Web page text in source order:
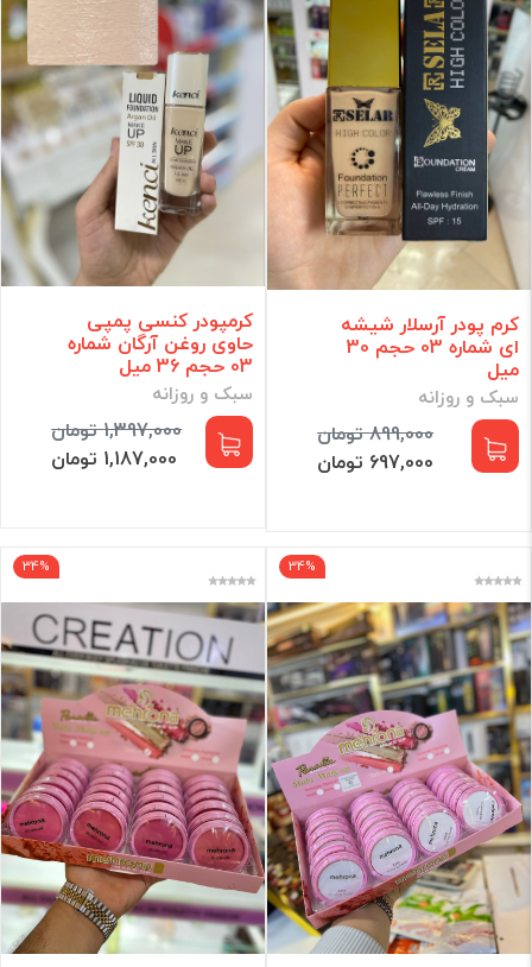
کرم پودر آرسلار شیشه
ای شماره 03 حجم 30
میل
سبک و روزانه
899,000 تومان
697,000 تومان
کرمپودر کنسی پمپی
حاوی روغن آرگان شماره
03 حجم 36 میل
سبک و روزانه
1,397,000 تومان
1,187,000 تومان
34%
34%